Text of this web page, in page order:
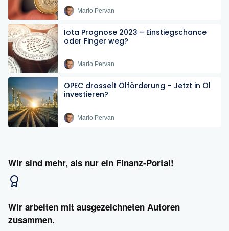
Mario Pervan
Iota Prognose 2023 – Einstiegschance
oder Finger weg?
Mario Pervan
OPEC drosselt Ölförderung – Jetzt in Öl
investieren?
Mario Pervan
Wir sind mehr, als nur ein Finanz-Portal!
Wir arbeiten mit ausgezeichneten Autoren
zusammen.